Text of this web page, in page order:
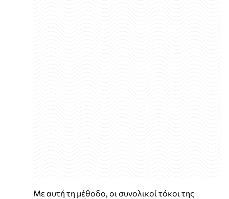
Με αυτή τη μέθοδο, οι συνολικοί τόκοι της